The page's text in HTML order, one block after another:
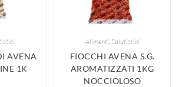
AVENA
1K
Alimenti,Salutistici
FIOCCHI AVENA S.G.
AROMATIZZATI 1KG
NOCCIOLOSO